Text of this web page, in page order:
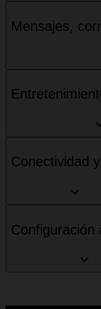
Mensajes,
Conectividad
Configuración